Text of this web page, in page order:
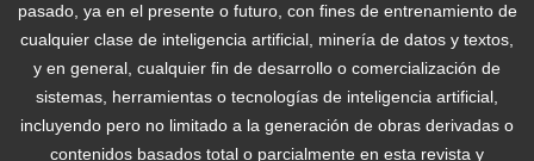
pasado, ya en el presente o futuro, con fines de entrenamiento de
cualquier clase de inteligencia artificial, minería de datos y textos,
y en general, cualquier fin de desarrollo o comercialización de
sistemas, herramientas o tecnologías de inteligencia artificial,
incluyendo pero no limitado a la generación de obras derivadas o
contenidos basados total o parcialmente en esta revista y